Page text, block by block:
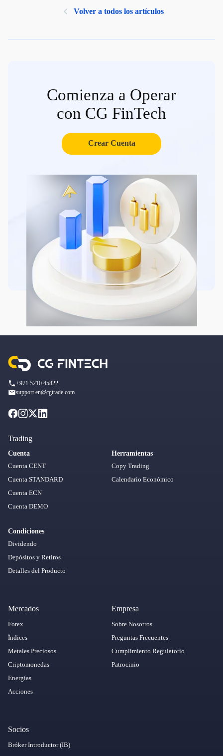
Volver a todos los artículos
Comienza a Operar
con CG FinTech
Crear Cuenta
+971 5210 45822
support.en@cgtrade.com
Trading
Cuenta
Cuenta CENT
Cuenta STANDARD
Cuenta ECN
Cuenta DEMO
Condiciones
Dividendo
Depósitos y Retiros
Detalles del Producto
Herramientas
Copy Trading
Calendario Económico
Mercados
Forex
Índices
Metales Preciosos
Criptomonedas
Energías
Acciones
Empresa
Sobre Nosotros
Preguntas Frecuentes
Cumplimiento Regulatorio
Patrocinio
Socios
Bróker Introductor (IB)